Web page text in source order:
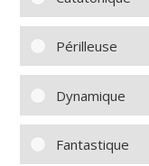
Périlleuse
Dynamique
Fantastique